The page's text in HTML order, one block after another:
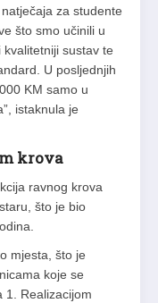
za studente
što smo učinili u
sustav te
U posljednjih
KM samo u
istaknula je
krova
ravnog krova
što je bio
mjesta, što je
koje se
1. Realizacijom